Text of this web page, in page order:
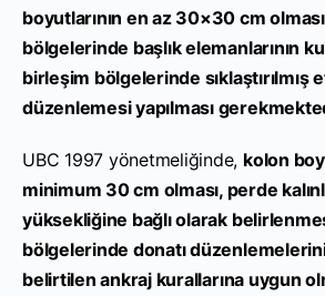
boyutlarının en az 30×30 cm
bölgelerinde başlık elemanlarının
birleşim bölgelerinde sıklaştırılmış
düzenlemesi yapılması
UBC 1997 yönetmeliğinde, kolon
minimum 30 cm olması, perde
yüksekliğine bağlı olarak
bölgelerinde donatı
belirtilen ankraj kurallarına uygun